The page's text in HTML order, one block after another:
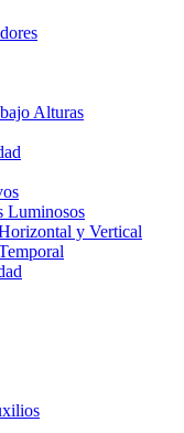
Alturas
Luminosos
y Vertical